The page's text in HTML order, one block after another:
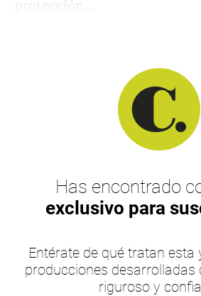
protección...
Has encontrado
exclusivo para
Entérate de qué tratan
producciones desarrolladas
riguroso y